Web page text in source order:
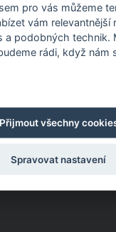
pro vás můžeme
vám relevantnější
a podobných technik.
budeme rádi, když nám
Přijmout všechny
Spravovat nastavení